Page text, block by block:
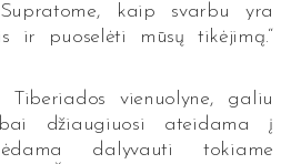
kaip svarbu yra
ir puoselėti mūsų tikėjimą.“
vienuolyne, galiu
džiaugiuosi ateidama į
dalyvauti tokiame